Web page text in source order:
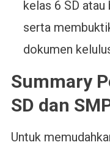
kelas 6 SD
serta
dokumen
Summary
SD dan
Untuk